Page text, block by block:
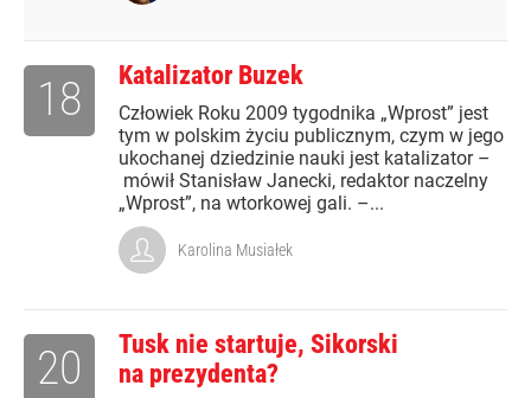
Katalizator Buzek
Człowiek Roku 2009 tygodnika „Wprost” jest
tym w polskim życiu publicznym, czym w jego
ukochanej dziedzinie nauki jest katalizator –
mówił Stanisław Janecki, redaktor naczelny
„Wprost”, na wtorkowej gali. –...
18
Karolina Musiałek
Tusk nie startuje, Sikorski
na prezydenta?
20